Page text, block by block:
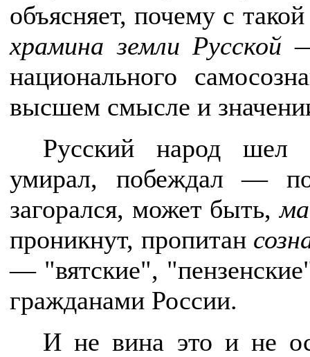
объясняет, почему с
храмина земли Русской
национального
высшем смысле и
Русский народ шел
умирал, побеждал —
загорался, может быть,
проникнут, пропитан
— "вятские",
гражданами России.
И не вина это и не